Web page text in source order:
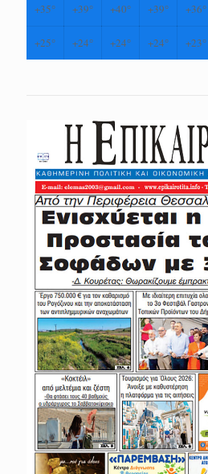
+35° +39° +40° +39° +36°
+25° +24° +24° +24° +23°